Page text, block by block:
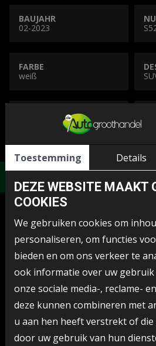
BAUJAHR
02-2023
FARBE
weiß
LEISTUNG (KW)
ÄHNLICHE ANLÄSSE
Toestemming Details
DEZE WEBSITE MAAKT
COOKIES
We gebruiken cookies om
personaliseren, om functies
bieden en om ons verkeer te
ook informatie over uw gebruik
onze sociale media-, reclame-
deze kunnen combineren met
u aan hen heeft verstrekt of
door uw gebruik van hun